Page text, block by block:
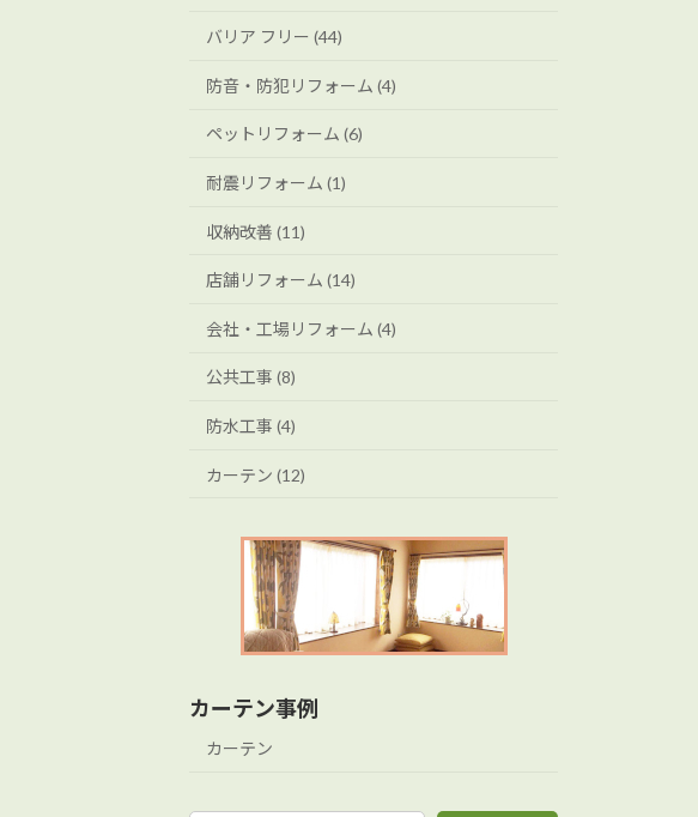
バリア フリー (44)
防音・防犯リフォーム (4)
ペットリフォーム (6)
耐震リフォーム (1)
収納改善 (11)
店舗リフォーム (14)
会社・工場リフォーム (4)
公共工事 (8)
防水工事 (4)
カーテン (12)
カーテン事例
カーテン